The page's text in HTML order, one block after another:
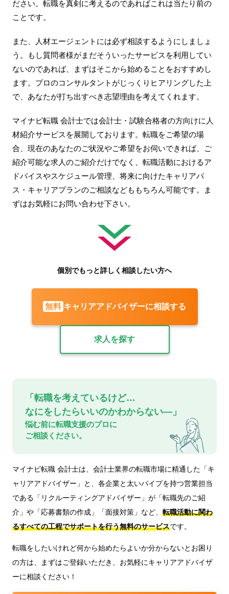
ださい。転職を真剣に考えるのであればこれは当たり前の
ことです。
また、人材エージェントには必ず相談するようにしましょ
う。もし質問者様がまだそういったサービスを利用してい
ないのであれば、まずはそこから始めることをおすすめし
ます。プロのコンサルタントがじっくりヒアリングした上
で、あなたが打ち出すべき志望理由を考えてくれます。
マイナビ転職 会計士では会計士・試験合格者の方向けに人
材紹介サービスを展開しております。転職をご希望の場
合、現在のあなたのご状況やご希望をお伺いできれば、ご
紹介可能な求人のご紹介だけでなく、転職活動におけるア
ドバイスやスケジュール管理、将来に向けたキャリアパ
ス・キャリアプランのご相談などももちろん可能です。ま
ずはお気軽にお問い合わせ下さい。
個別でもっと詳しく相談したい方へ
無料 キャリアアドバイザーに相談する
求人を探す
「転職を考えているけど…
なにをしたらいいのかわからない—」
悩む前に転職支援のプロに
ご相談ください。
マイナビ転職 会計士は、会計士業界の転職市場に精通した「キ
ャリアアドバイザー」と、各企業と太いパイプを持つ営業担当
である「リクルーティングアドバイザー」が 「転職先のご紹
介」や「応募書類の作成」「面接対策」など、 転職活動に関わ
るすべての工程でサポートを行う無料のサービスです。
転職をしたいけれど何から始めたらよいか分からないとお困り
の方は、まずはご登録いただき、お気軽にキャリアアドバイザ
ーに相談ください！